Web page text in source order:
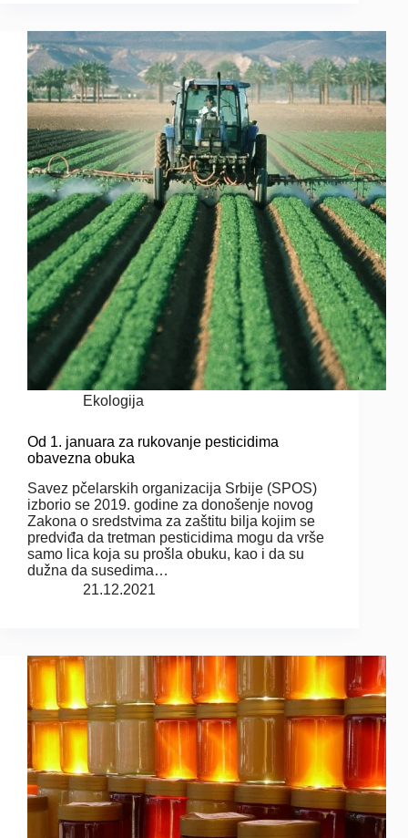
Ekologija
Od 1. januara za rukovanje pesticidima
obavezna obuka
Savez pčelarskih organizacija Srbije (SPOS)
izborio se 2019. godine za donošenje novog
Zakona o sredstvima za zaštitu bilja kojim se
predviđa da tretman pesticidima mogu da vrše
samo lica koja su prošla obuku, kao i da su
dužna da susedima…
21.12.2021